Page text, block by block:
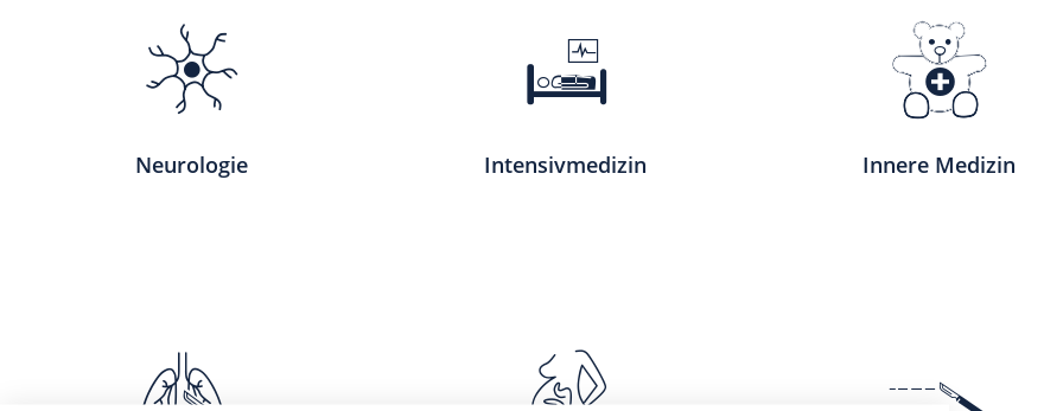
Neurologie Intensivmedizin Innere Medizin